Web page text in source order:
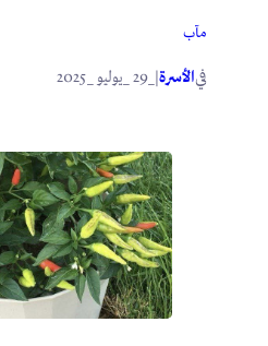
مآب
فيالأسرة